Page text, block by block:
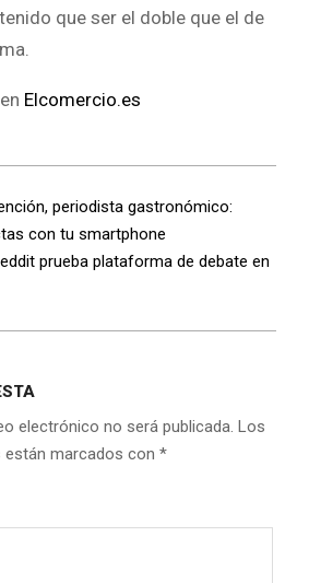
que ser el doble que el de
Elcomercio.es
periodista gastronómico:
con tu smartphone
prueba plataforma de debate en
electrónico no será publicada. Los
marcados con *